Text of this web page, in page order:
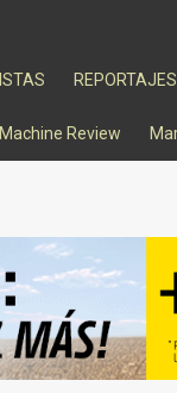
REPORTAJES
Machine Review